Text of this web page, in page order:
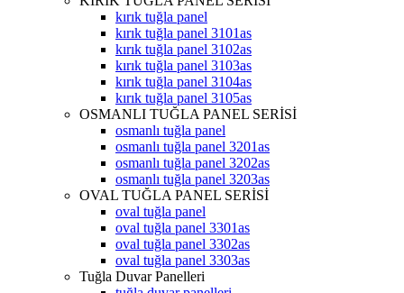
kırık tuğla panel
kırık tuğla panel 3101as
kırık tuğla panel 3102as
kırık tuğla panel 3103as
kırık tuğla panel 3104as
kırık tuğla panel 3105as
OSMANLI TUĞLA PANEL SERİSİ
osmanlı tuğla panel
osmanlı tuğla panel 3201as
osmanlı tuğla panel 3202as
osmanlı tuğla panel 3203as
OVAL TUĞLA PANEL SERİSİ
oval tuğla panel
oval tuğla panel 3301as
oval tuğla panel 3302as
oval tuğla panel 3303as
Tuğla Duvar Panelleri